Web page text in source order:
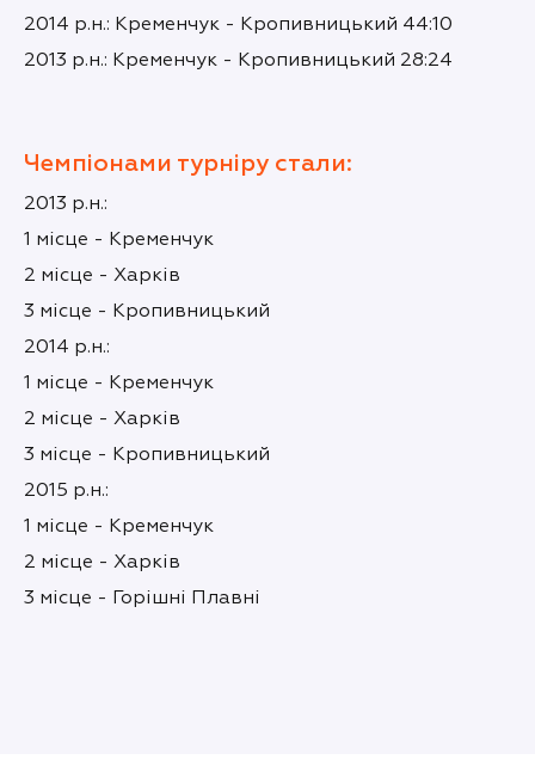
2014 р.н.: Кременчук - Кропивницький 44:10
2013 р.н.: Кременчук - Кропивницький 28:24
Чемпіонами турніру стали:
2013 р.н.:
1 місце - Кременчук
2 місце - Харків
3 місце - Кропивницький
2014 р.н.:
1 місце - Кременчук
2 місце - Харків
3 місце - Кропивницький
2015 р.н.:
1 місце - Кременчук
2 місце - Харків
3 місце - Горішні Плавні